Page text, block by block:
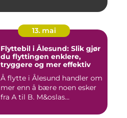
13. mai
Flyttebil i Ålesund: Slik gjør
du flyttingen enklere,
tryggere og mer effektiv
Å flytte i Ålesund handler om
mer enn å bære noen esker
fra A til B. M&oslas...